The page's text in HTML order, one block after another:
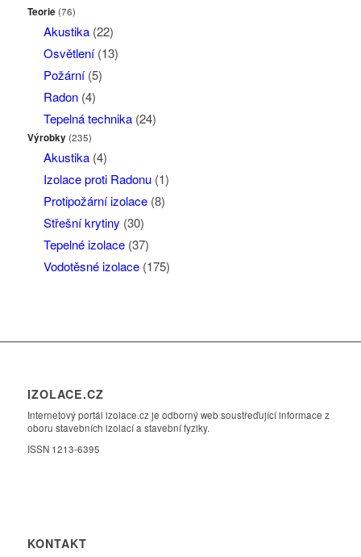
Teorie (76)
Akustika(22)
Osvětlení(13)
Požární(5)
Radon(4)
Tepelná technika(24)
Výrobky(235)
Akustika(4)
Izolace proti Radonu(1)
Protipožární izolace(8)
Střešní krytiny (30)
Tepelné izolace(37)
Vodotěsné izolace(175)
IZOLACE.CZ
Internetový portál izolace.cz je odborný web soustřeďující informace z
oboru stavebních izolací a stavební fyziky.
ISSN 1213-6395
KONTAKT